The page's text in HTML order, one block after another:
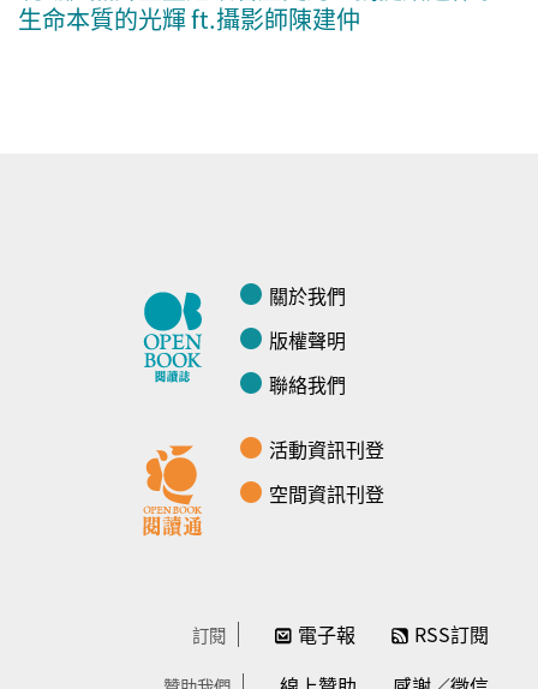
生命本質的光輝 ft.攝影師陳建仲
關於我們
版權聲明
聯絡我們
活動資訊刊登
空間資訊刊登
訂閱 電子報 RSS訂閱